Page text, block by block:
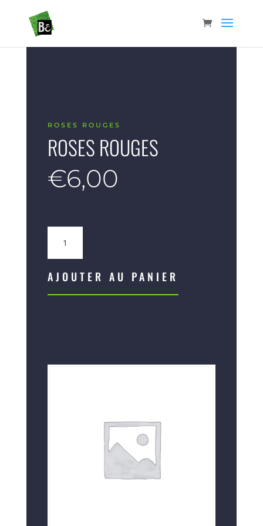
ROSES ROUGES
ROSES ROUGES
€6,00
Roses
Rouges
AJOUTER AU PANIER